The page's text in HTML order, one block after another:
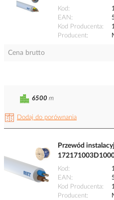
Kod
EAN
Kod Producenta
Producent
Cena brutto
Dodaj do porównania
6500 m
Przewód
Kod
EAN
Kod Producenta
Producent